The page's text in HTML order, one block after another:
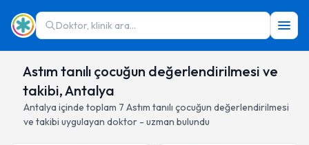
Doktor, klinik ara...
Astım tanılı çocuğun değerlendirilmesi ve
takibi, Antalya
Antalya içinde toplam 7 Astım tanılı çocuğun değerlendirilmesi
ve takibi uygulayan doktor - uzman bulundu